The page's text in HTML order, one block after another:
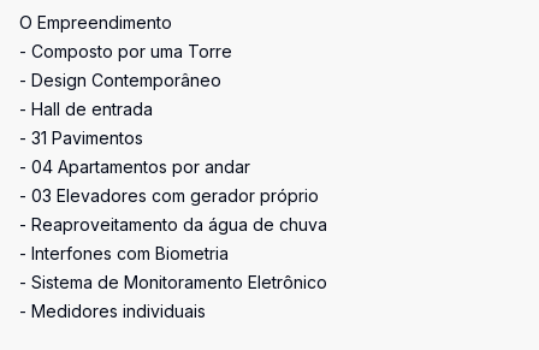
O Empreendimento
- Composto por uma Torre
- Design Contemporâneo
- Hall de entrada
- 31 Pavimentos
- 04 Apartamentos por andar
- 03 Elevadores com gerador próprio
- Reaproveitamento da água de chuva
- Interfones com Biometria
- Sistema de Monitoramento Eletrônico
- Medidores individuais